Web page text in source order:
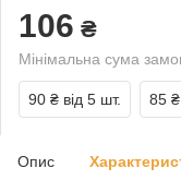
106 ₴
Мінімальна сума
90 ₴ від 5 шт. 85 ₴
Опис